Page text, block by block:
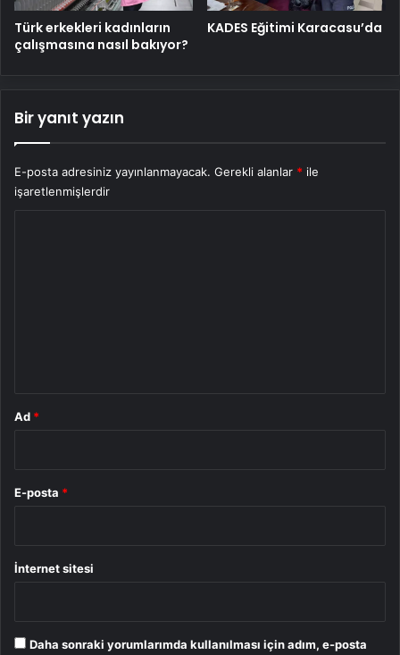
Türk erkekleri kadınların
çalışmasına nasıl bakıyor?
KADES Eğitimi Karacasu’da
Bir yanıt yazın
E-posta adresiniz yayınlanmayacak. Gerekli alanlar * ile
işaretlenmişlerdir
Ad *
E-posta *
İnternet sitesi
Daha sonraki yorumlarımda kullanılması için adım, e-posta